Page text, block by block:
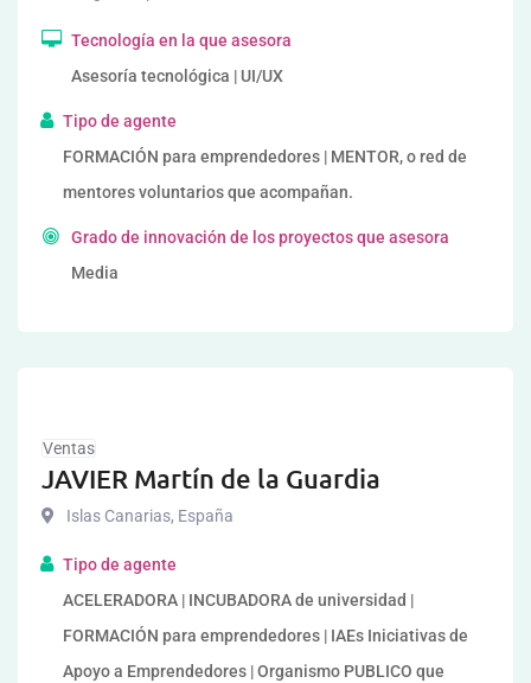
Tecnología en la que asesora
Asesoría tecnológica | UI/UX
Tipo de agente
FORMACIÓN para emprendedores | MENTOR, o red de
mentores voluntarios que acompañan.
Grado de innovación de los proyectos que asesora
Media
Ventas
JAVIER Martín de la Guardia
Islas Canarias, España
Tipo de agente
ACELERADORA | INCUBADORA de universidad |
FORMACIÓN para emprendedores | IAEs Iniciativas de
Apoyo a Emprendedores | Organismo PUBLICO que